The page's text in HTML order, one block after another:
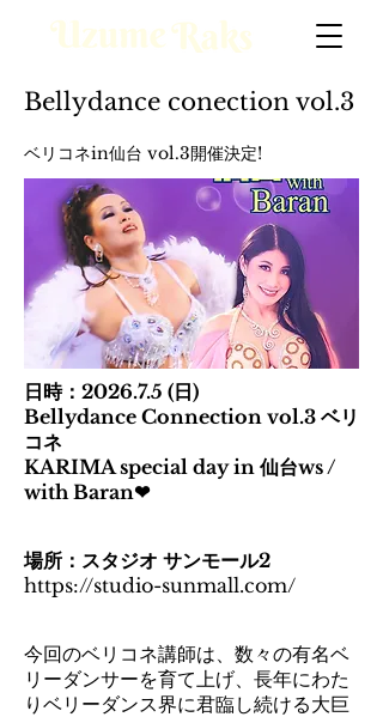
Bellydance conection vol.3
ベリコネin仙台 vol.3開催決定!
日時：2026.7.5 (日)
Bellydance Connection vol.3 ベリ
コネ
KARIMA special day in 仙台ws /
with Baran❤︎
場所：スタジオ サンモール2
https://studio-sunmall.com/
今回のベリコネ講師は、数々の有名ベ
リーダンサーを育て上げ、長年にわた
りベリーダンス界に君臨し続ける大巨